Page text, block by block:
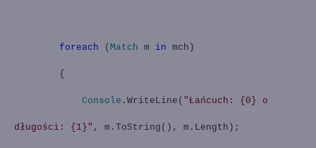
foreach ( Match m in mch)
{
Console .WriteLine( "Łańcuch: {0} o
długości: {1}" , m.ToString(), m.Length);